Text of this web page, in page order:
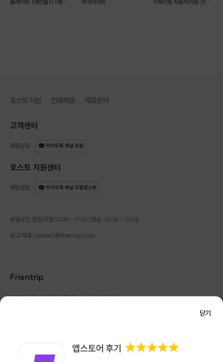
닫기
-원료자체 MSDS를 보유하고 있는 안전한 원료 를 사용합니다.
아로마팁 호스트 클래스 모음
플레이트 1개만들기 (예약
와이어아트
가죽키링 자동차키링 건대
호스트 지원 인재채용 제휴문의
고객센터
채팅상담: 카카오톡 채널 프립
호스트 지원센터
채팅상담: 카카오톡 채널 프립호스트
운영시간: 평일/주말 10:00 - 17:00 (점심 : 12:00 - 13:00)
광고/제휴: contact@frientrip.com
Frientrip
㈜프렌트립 | 사업자 등록번호 : 261-81-04385
대해 ㈜프렌트립은 일체의 책임을 지지 않습니다.
NICEPAY 안전거래 서비스 : 고객님의 안전거래를 위해 현금 결제 시, 저희 사이트에서 가입한